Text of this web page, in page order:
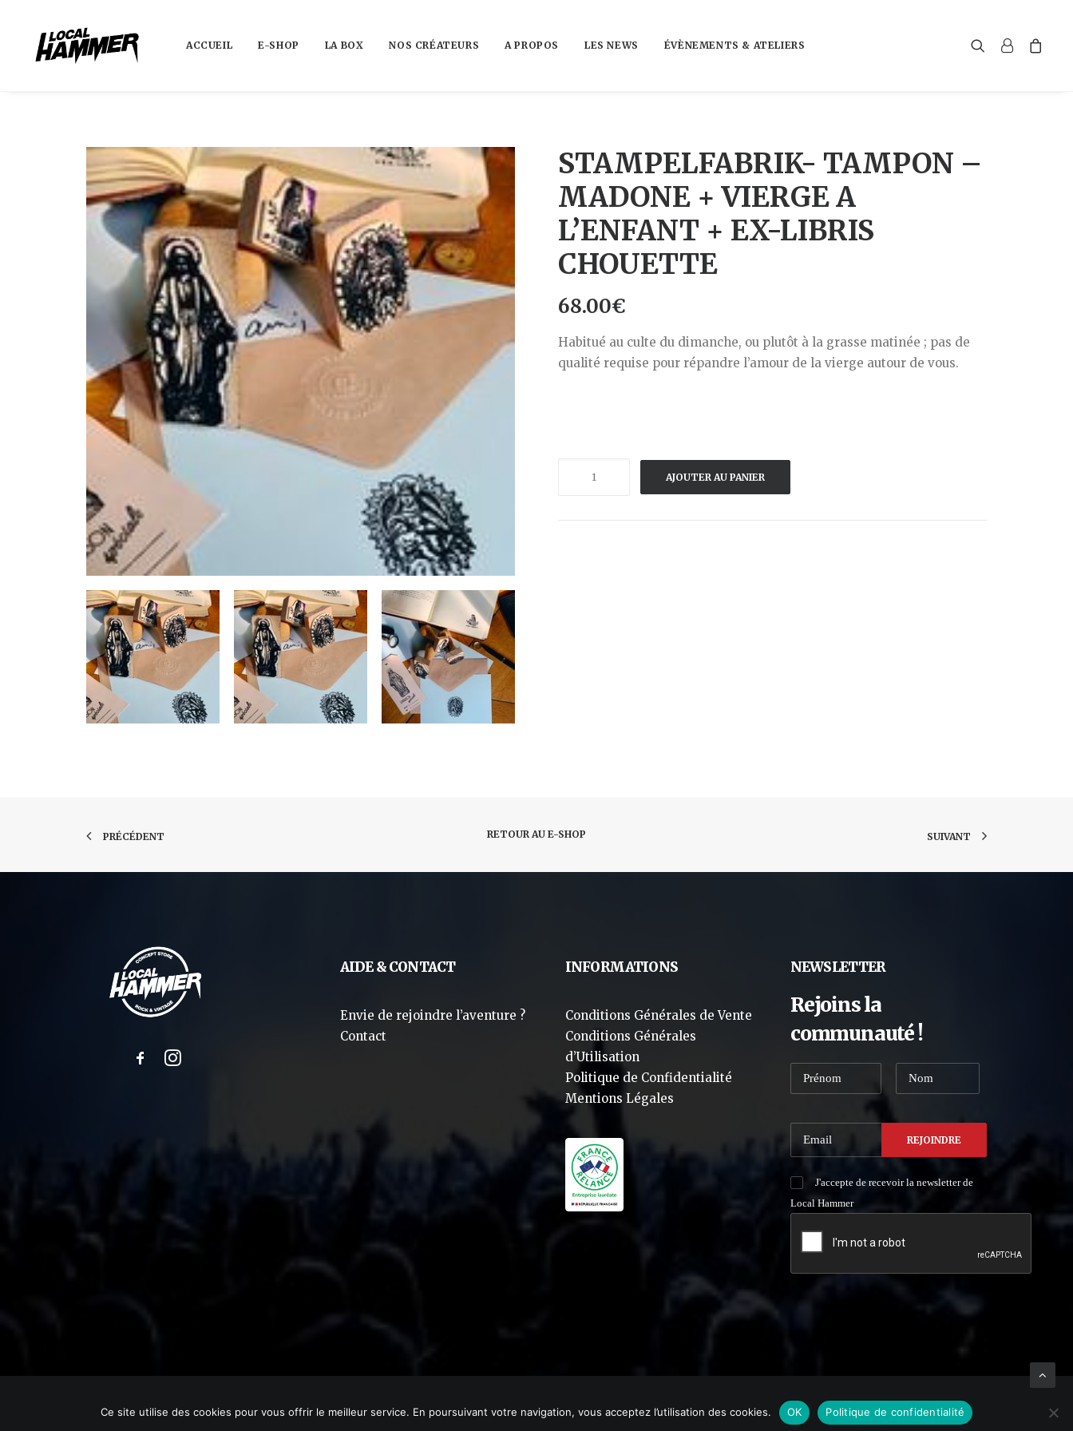
ACCUEIL E-SHOP LA BOX NOS CRÉATEURS A PROPOS LES NEWS ÉVÈNEMENTS & ATELIERS
STAMPELFABRIK- TAMPON –
MADONE + VIERGE A
L’ENFANT + EX-LIBRIS
CHOUETTE
68.00€
Habitué au culte du dimanche, ou plutôt à la grasse matinée ; pas de
qualité requise pour répandre l’amour de la vierge autour de vous.
AJOUTER AU PANIER
PRÉCÉDENT RETOUR AU E-SHOP SUIVANT
AIDE & CONTACT
Envie de rejoindre l’aventure ?
Contact
INFORMATIONS
Conditions Générales de Vente
Conditions Générales
d’Utilisation
Politique de Confidentialité
Mentions Légales
NEWSLETTER
Rejoins la
communauté !
J'accepte de recevoir la newsletter de
Local Hammer
© 2021 Local HAMMER. | by YURGRAPHIC
Ce site utilise des cookies pour vous offrir le meilleur service. En poursuivant votre navigation, vous acceptez l’utilisation des cookies. OK Politique de confidentialité